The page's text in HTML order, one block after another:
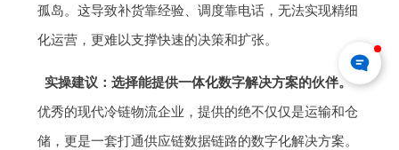
孤岛。这导致补货靠经验、调度靠电话，无法实现精细
化运营，更难以支撑快速的决策和扩张。
实操建议：选择能提供一体化数字解决方案的伙伴。
优秀的现代冷链物流企业，提供的绝不仅仅是运输和仓
储，更是一套打通供应链数据链路的数字化解决方案。